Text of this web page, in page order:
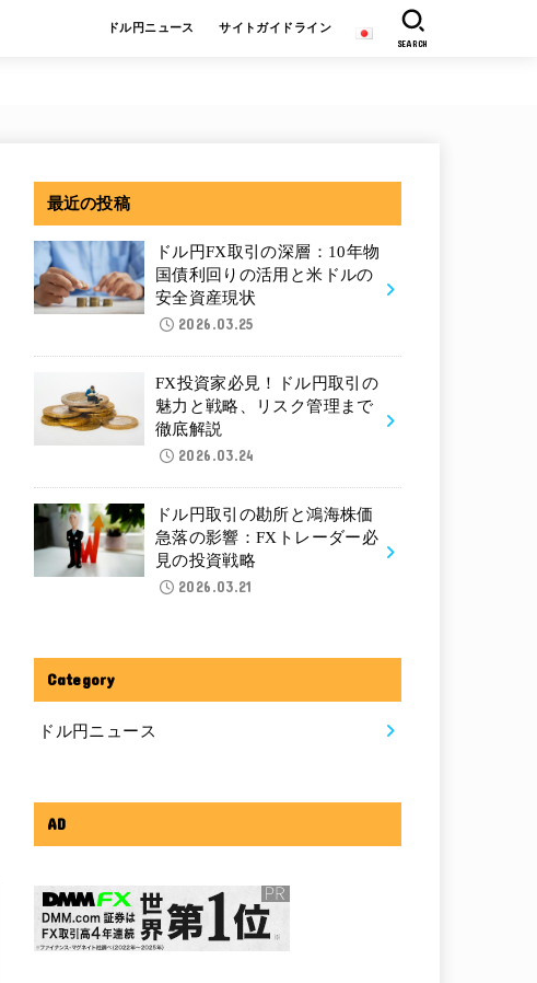
ドル円ニュース サイトガイドライン
SEARCH
最近の投稿
ドル円FX取引の深層：10年物
国債利回りの活用と米ドルの
安全資産現状
2026.03.25
FX投資家必見！ドル円取引の
魅力と戦略、リスク管理まで
徹底解説
2026.03.24
ドル円取引の勘所と鴻海株価
急落の影響：FXトレーダー必
見の投資戦略
2026.03.21
Category
ドル円ニュース
AD